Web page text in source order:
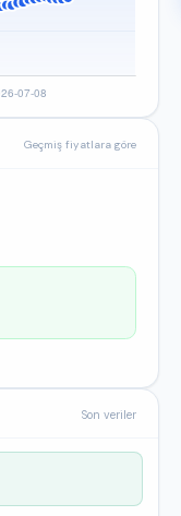
Geçmiş fiyatlara göre
Son veriler